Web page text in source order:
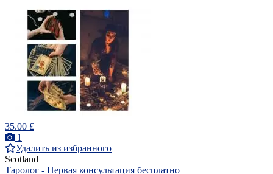
35.00 £
1
Удалить из избранного
Scotland
Таролог - Первая консультация бесплатно